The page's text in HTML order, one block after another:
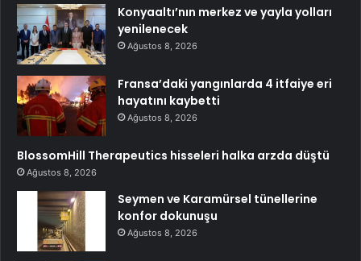
Konyaaltı’nın merkez ve yayla yolları
yenilenecek
Ağustos 8, 2026
Fransa’daki yangınlarda 4 itfaiye eri
hayatını kaybetti
Ağustos 8, 2026
BlossomHill Therapeutics hisseleri halka arzda düştü
Ağustos 8, 2026
Seymen ve Karamürsel tünellerine
konfor dokunuşu
Ağustos 8, 2026